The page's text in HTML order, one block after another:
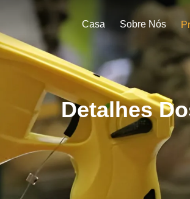
Casa Sobre Nós
Detalhes